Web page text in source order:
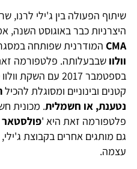
שיתוף הפעולה בין ג'ילי לרנו,
היצרניות כבר באוגוסט השנה,
CMA המודרנית שפותחה
וולוו שבבעלותה. פלטפורמה
בספטמבר 2017 עם השקת וולוו
קטנים ובינוניים ומסוגלת להכיל
נטענת, או חשמלית. מכונית
פלטפורמה זאת היא 'פולסטאר 2
גם מותגים אחרים בקבוצת
עצמה.